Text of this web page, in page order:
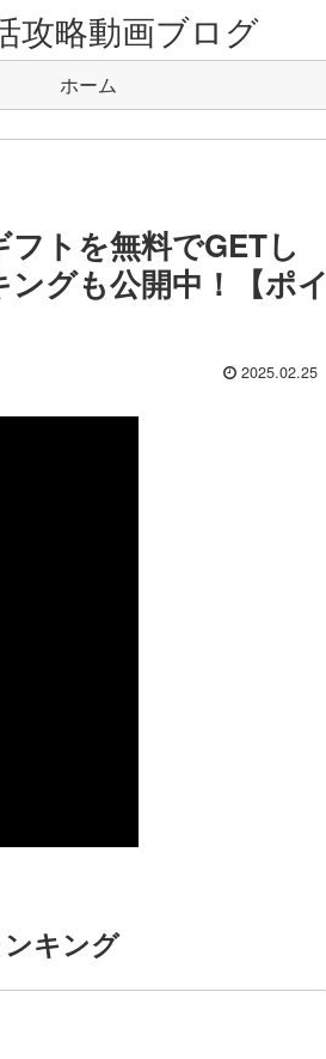
攻略動画ブログ
ホーム
トを無料でGETし
グも公開中！【ポイ
2025.02.25
キング